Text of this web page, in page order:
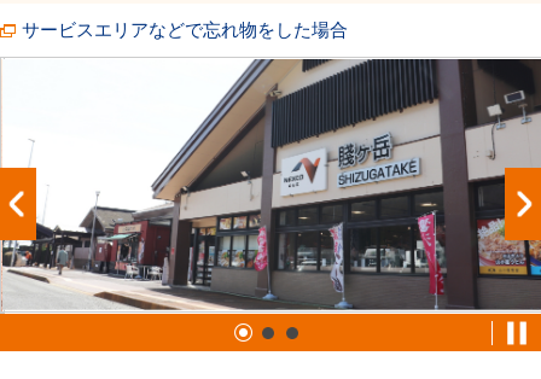
サービスエリアなどで忘れ物をした場合